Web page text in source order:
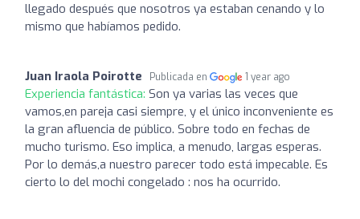
llegado después que nosotros ya estaban cenando y lo
mismo que habíamos pedido.
Juan Iraola Poirotte Publicada en 1 year ago
Experiencia fantástica: Son ya varias las veces que
vamos,en pareja casi siempre, y el único inconveniente es
la gran afluencia de público. Sobre todo en fechas de
mucho turismo. Eso implica, a menudo, largas esperas.
Por lo demás,a nuestro parecer todo está impecable. Es
cierto lo del mochi congelado : nos ha ocurrido.